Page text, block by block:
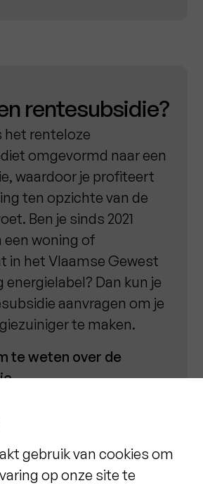
rentesubsidie?
het renteloze
omgevormd naar een
waardoor je profiteert
ten opzichte van de
Ben je sinds 2021
een woning of
in het Vlaamse Gewest
energielabel? Dan kun je
aanvragen om je
te maken.
te weten over de
lenen:
renteloos lenen, op
dat je binnen 5 jaar
dat de energieprestatie
gebruik van cookies om
op onze site te